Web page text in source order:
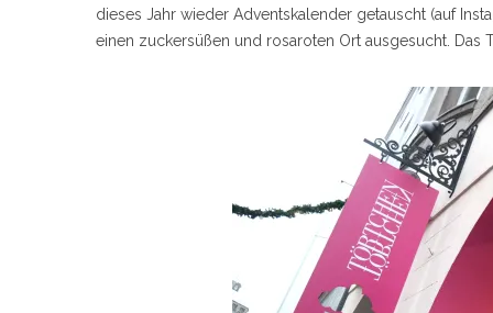
dieses Jahr wieder Adventskalender getauscht (auf
einen zuckersüßen und rosaroten Ort ausgesucht. Das